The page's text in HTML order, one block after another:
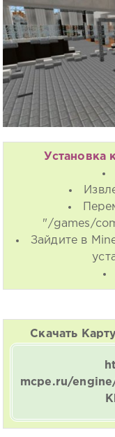
Установка
"/games/
Зайдите в
Скачать
mcpe.ru/